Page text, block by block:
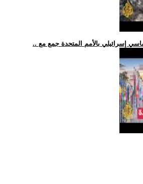
إسرائيلي بالأمم المتحدة جمع مع